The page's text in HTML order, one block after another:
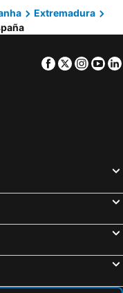
Extremadura
Facebook
Twitter